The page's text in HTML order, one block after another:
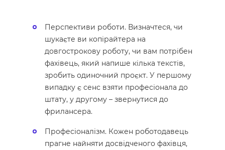
Перспективи роботи. Визначтеся, чи
шукаєте ви копірайтера на
довгострокову роботу, чи вам потрібен
фахівець, який напише кілька текстів,
зробить одиночний проєкт. У першому
випадку є сенс взяти професіонала до
штату, у другому – звернутися до
фрилансера.
Професіоналізм. Кожен роботодавець
прагне найняти досвідченого фахівця,